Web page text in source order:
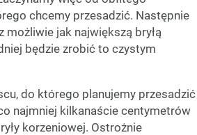
chcemy przesadzić. Następnie
możliwie jak największą bryłą
będzie zrobić to czystym
do którego planujemy przesadzić
najmniej kilkanaście centymetrów
korzeniowej. Ostrożnie